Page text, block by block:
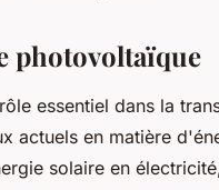
photovoltaïque
essentiel dans la
actuels en matière
solaire en